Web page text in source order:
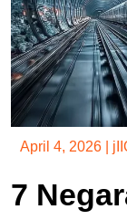
April 4, 2026
7